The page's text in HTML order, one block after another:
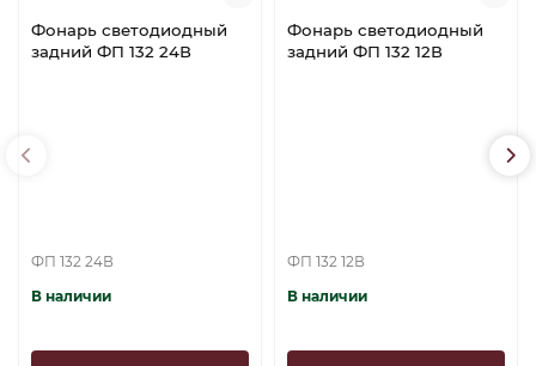
Фонарь светодиодный
задний ФП 132 24В
ФП 132 24В
В наличии
Фонарь светодиодный
задний ФП 132 12В
ФП 132 12В
В наличии